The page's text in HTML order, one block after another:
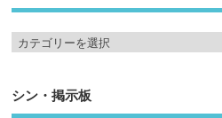
シン・掲示板